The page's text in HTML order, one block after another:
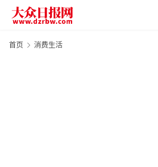
首页 消费生活